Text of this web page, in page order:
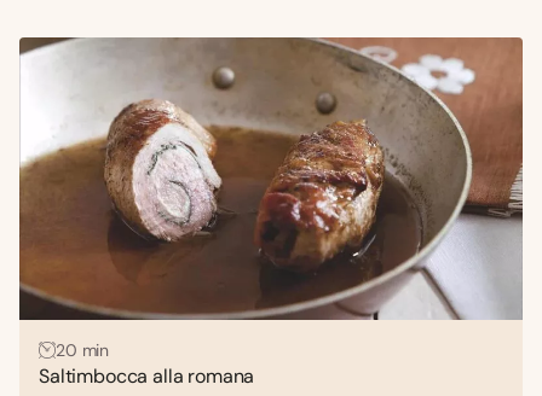
20 min
Saltimbocca alla romana